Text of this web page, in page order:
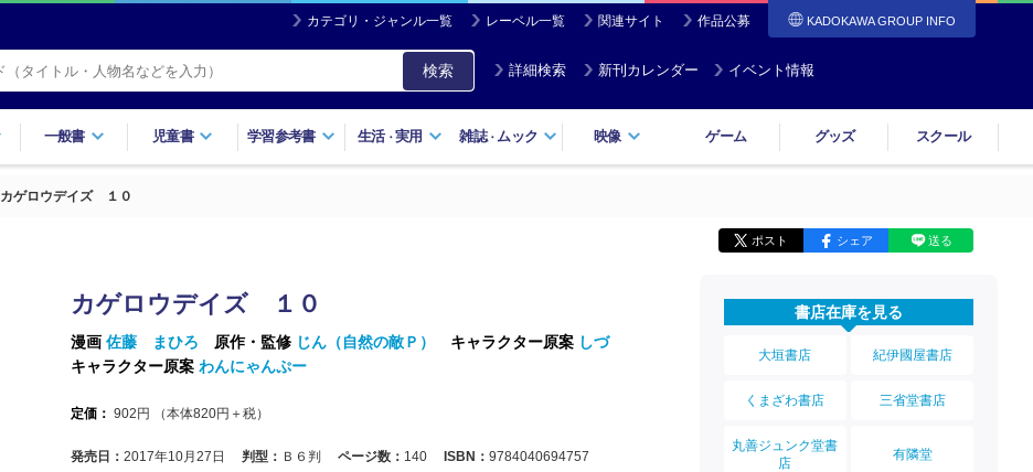
カテゴリ・ジャンル一覧 レーベル一覧 関連サイト 作品公募 KADOKAWA GROUP INFO
検索 詳細検索 新刊カレンダー イベント情報
一般書 児童書 学習参考書 生活・実用 雑誌・ ムック 映像 ゲーム グッズ スクール
カゲロウデイズ １０
ポスト シェア 送る
カゲロウデイズ １０
漫画 佐藤 まひろ 原作・監修 じん（自然の敵Ｐ） キャラクター原案 しづ
キャラクター原案 わんにゃんぷー
定価： 902 円 （本体820円＋税）
発売日： 2017年10月27日 判型： Ｂ６判 ページ数： 140 ISBN： 9784040694757
書店在庫を見る
大垣書店 紀伊國屋書店
くまざわ書店 三省堂書店
丸善ジュンク堂書
店
有隣堂